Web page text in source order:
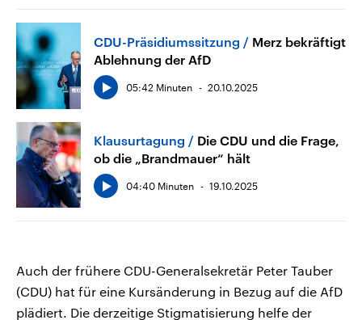
CDU-Präsidiumssitzung
Merz bekräftigt
Ablehnung der AfD
05:42 Minuten 20.10.2025
Klausurtagung
Die CDU und die Frage,
ob die „Brandmauer“ hält
04:40 Minuten 19.10.2025
Auch der frühere CDU-Generalsekretär Peter Tauber
(CDU) hat für eine Kursänderung in Bezug auf die AfD
plädiert. Die derzeitige Stigmatisierung helfe der